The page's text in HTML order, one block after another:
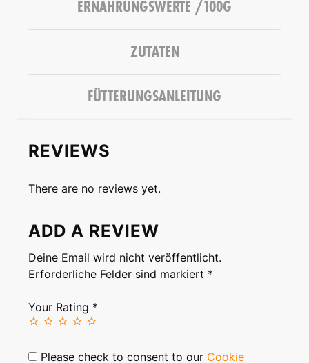
ERNÄHRUNGSWERTE /100G
ZUTATEN
FÜTTERUNGSANLEITUNG
REVIEWS
There are no reviews yet.
ADD A REVIEW
Deine Email wird nicht veröffentlicht.
Erforderliche Felder sind markiert *
Your Rating *
Please check to consent to our Cookie